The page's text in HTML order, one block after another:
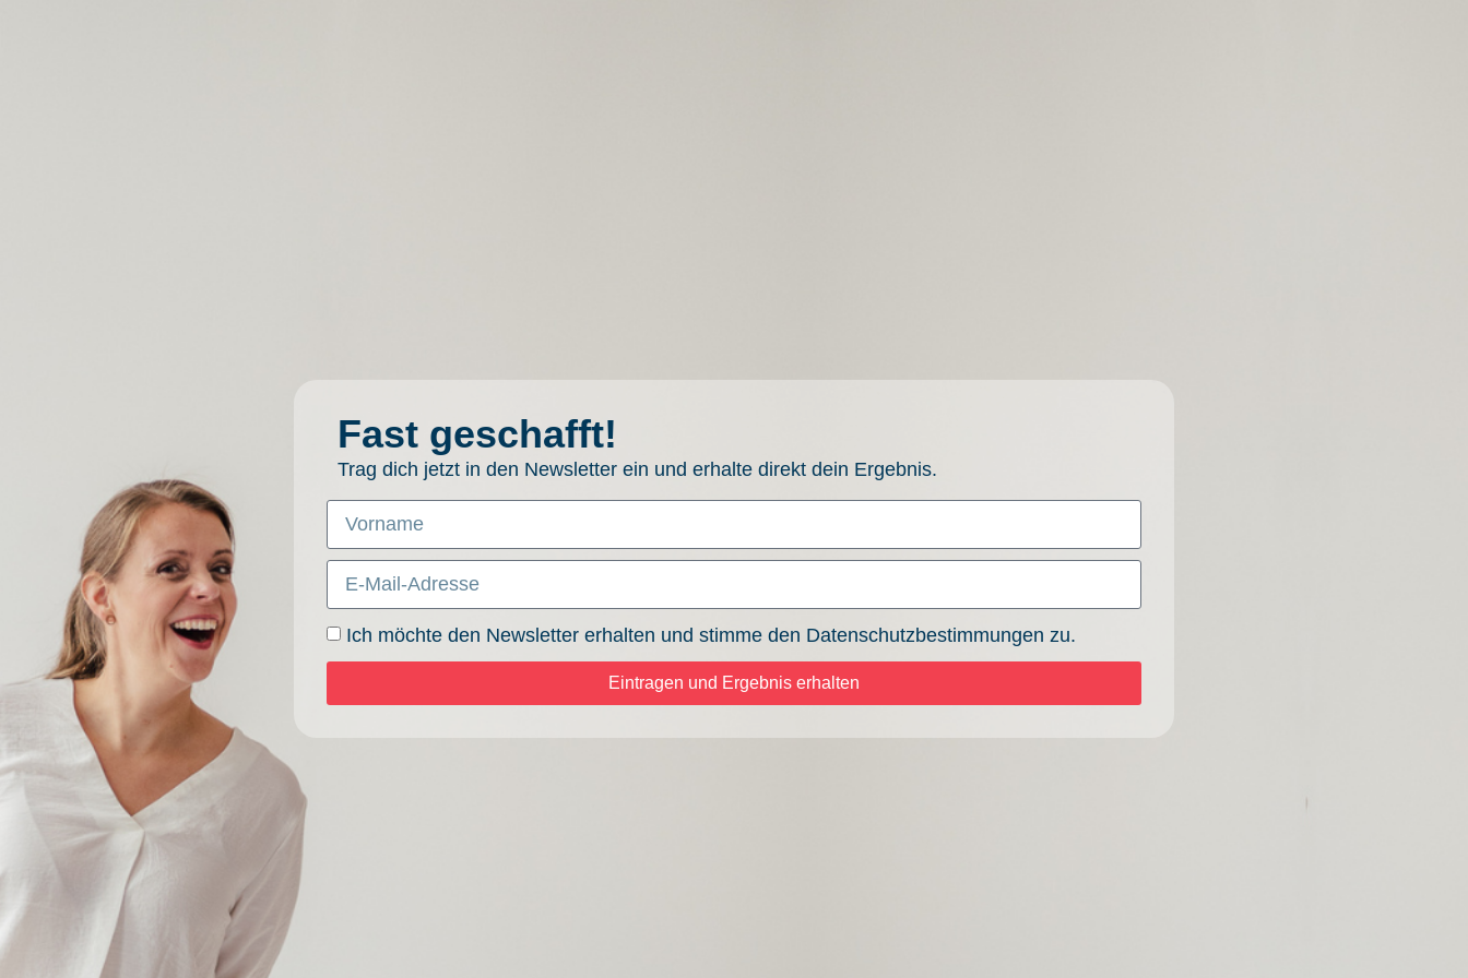
Fast geschafft!
Trag dich jetzt in den Newsletter ein und erhalte direkt dein Ergebnis.
Ich möchte den Newsletter erhalten und stimme den Datenschutzbestimmungen zu.
Eintragen und Ergebnis erhalten